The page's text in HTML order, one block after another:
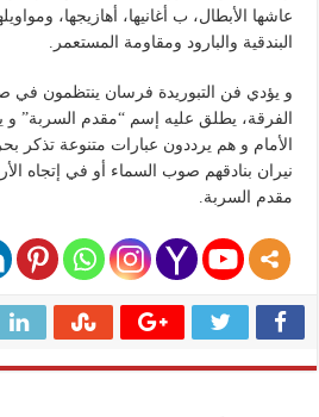
عاشها الأبطال، ب أغانيها، أهازيجها،
البندقية والبارود ومقاومة المستعمر.
و يؤدي فن التبوريدة فرسان ينتظمون
الفرقة، يطلق عليه إسم “مقدم السربة”
الأمام و هم يرددون عبارات متنوعة تذكر
نيران بنادقهم صوب السماء أو في إتجاه
مقدم السربة.